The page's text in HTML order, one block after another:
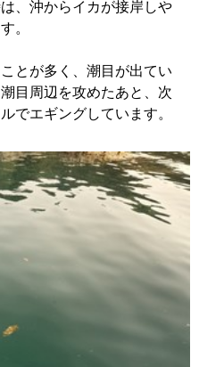
、沖からイカが接岸しや
。
とが多く、潮目が出てい
目周辺を攻めたあと、次
でエギングしています。